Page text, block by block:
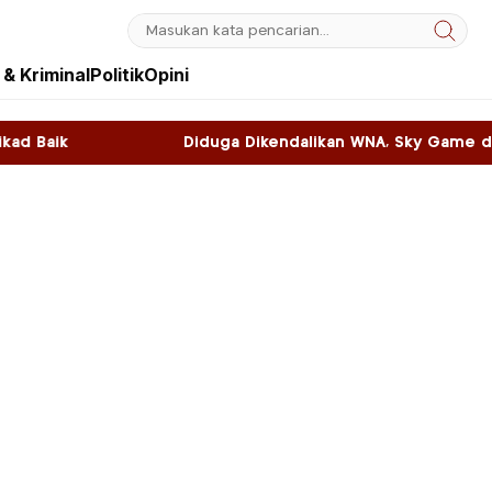
KriminalPolitikOpini
Diduga Dikendalikan WNA, Sky Game di Kawasan SNL Food